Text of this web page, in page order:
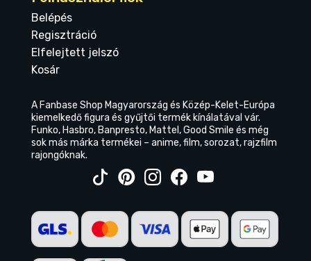
Belépés
Regisztráció
Elfelejtett jelszó
Kosár
A Fanbase Shop Magyarország és Közép-Kelet-Európa
kiemelkedő figura és gyűjtői termék kínálatával vár.
Funko, Hasbro, Banpresto, Mattel, Good Smile és még
sok más márka termékei – anime, film, sorozat, rajzfilm
rajongóknak.